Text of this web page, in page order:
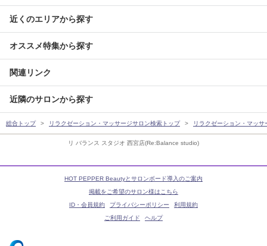
リ バランス スタジオ 西宮店(Re:Balance studio)
近くのエリアから探す
オススメ特集から探す
関連リンク
近隣のサロンから探す
総合トップ リラクゼーション・マッサージサロン検索トップ リラクゼーション・マッ
HOT PEPPER Beautyとサロンボード導入のご案内
掲載をご希望のサロン様はこちら
ID・会員規約
プライバシーポリシー
利用規約
ご利用ガイド
ヘルプ